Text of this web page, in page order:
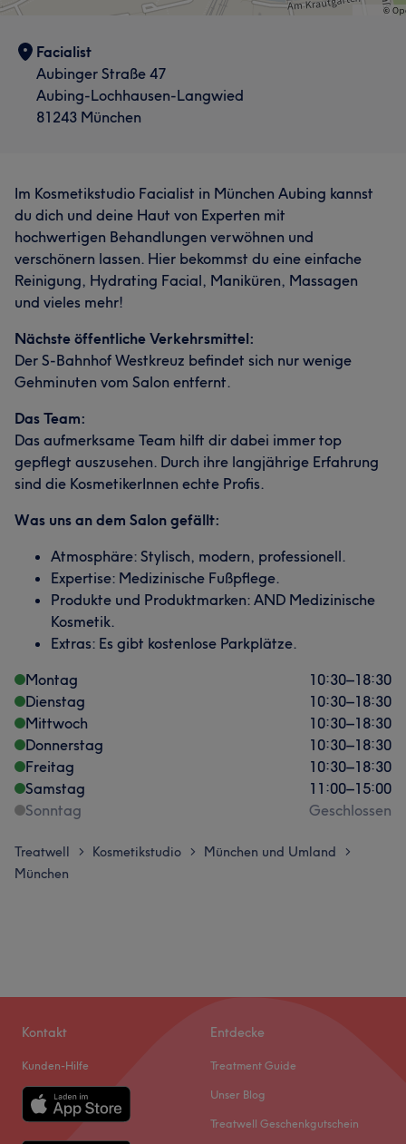
Facialist
Aubinger Straße 47
Aubing-Lochhausen-Langwied
81243 München
Im Kosmetikstudio Facialist in München Aubing kannst
du dich und deine Haut von Experten mit
hochwertigen Behandlungen verwöhnen und
verschönern lassen. Hier bekommst du eine einfache
Reinigung, Hydrating Facial, Maniküren, Massagen
und vieles mehr!
Nächste öffentliche Verkehrsmittel:
Der S-Bahnhof Westkreuz befindet sich nur wenige
Gehminuten vom Salon entfernt.
Das Team:
Das aufmerksame Team hilft dir dabei immer top
gepflegt auszusehen. Durch ihre langjährige Erfahrung
sind die KosmetikerInnen echte Profis.
Was uns an dem Salon gefällt:
Atmosphäre: Stylisch, modern, professionell.
Expertise: Medizinische Fußpflege.
Produkte und Produktmarken: AND Medizinische
Kosmetik.
Extras: Es gibt kostenlose Parkplätze.
Montag
10:30–18:30
Dienstag
10:30–18:30
Mittwoch
10:30–18:30
Donnerstag
10:30–18:30
Freitag
10:30–18:30
Samstag
11:00–15:00
Sonntag
Geschlossen
Treatwell > Kosmetikstudio > München und Umland >
München
Kontakt
Kunden-Hilfe
Entdecke
Treatment Guide
Unser Blog
Treatwell Geschenkgutschein